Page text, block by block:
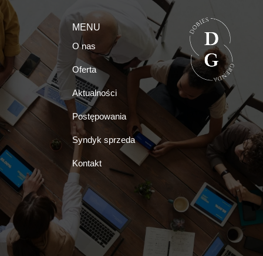
MENU
O nas
Oferta
Aktualności
Postępowania
Syndyk sprzeda
Kontakt